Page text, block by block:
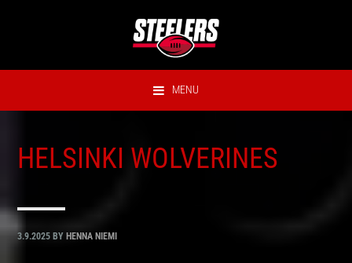
MENU
HELSINKI WOLVERINES
3.9.2025 BY HENNA NIEMI